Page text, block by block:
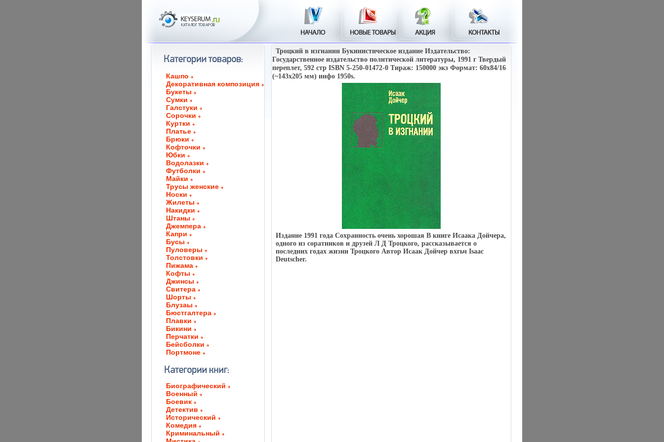
Кашпо
Декоративная композиция
Букеты
Сумки
Галстуки
Сорочки
Куртки
Платье
Брюки
Кофточки
Юбки
Водолазки
Футболки
Майки
Трусы женские
Носки
Жилеты
Накидки
Штаны
Джемпера
Капри
Бусы
Пуловеры
Толстовки
Пижама
Кофты
Джинсы
Свитера
Шорты
Блузаы
Бюстгалтера
Плавки
Бикини
Перчатки
Бейсболки
Портмоне
Биографический
Военный
Боевик
Детектив
Исторический
Комедия
Криминальный
Троцкий в изгнании Букинистическое издание Издательство:
Государственное издательство политической литературы, 1991 г Твердый
переплет, 592 стр ISBN 5-250-01472-0 Тираж: 150000 экз Формат: 60x84/16
(~143х205 мм) инфо 1950s.
Издание 1991 года Сохранность очень хорошая В книге Исаака Дойчера,
одного из соратников и друзей Л Д Троцкого, рассказывается о
последних годах жизни Троцкого Автор Исаак Дойчер вхгьч Isaac
Deutscher.